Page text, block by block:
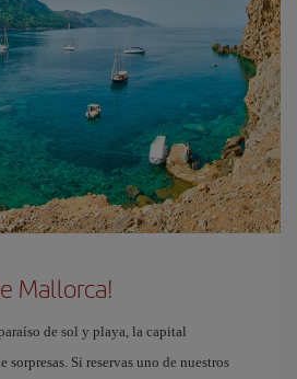
Mallorca!
de sol y playa, la capital
sorpresas. Si reservas uno de nuestros